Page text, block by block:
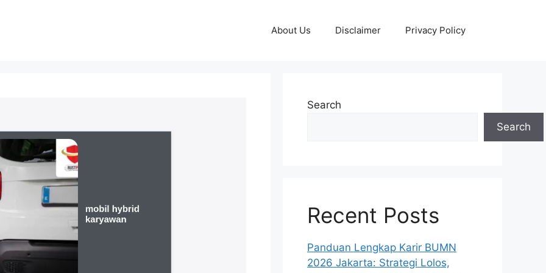
About Us Disclaimer Privacy Policy
Search
Search
Recent Posts
Panduan Lengkap Karir BUMN
2026 Jakarta: Strategi Lolos,